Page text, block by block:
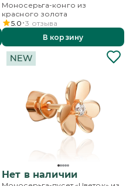
Моносерьга-конго из
красного золота
5.0 3 отзыва
В корзину
Нет в наличии